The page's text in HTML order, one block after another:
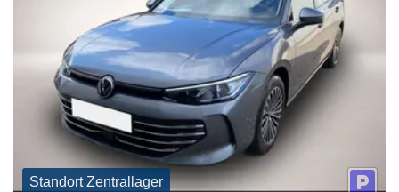
Standort Zentrallager